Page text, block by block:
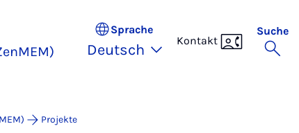
Sprache
Deutsch
Kontakt
Suche
Projekte